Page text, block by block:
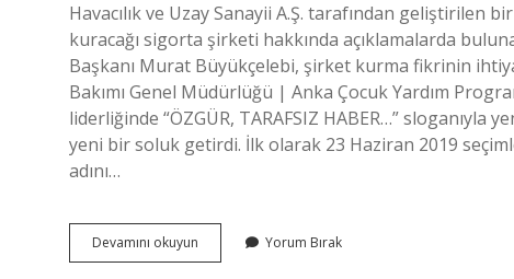
Havacılık ve Uzay Sanayii A.Ş. tarafından geliştirilen
kuracağı sigorta şirketi hakkında açıklamalarda
Başkanı Murat Büyükçelebi, şirket kurma fikrinin
Bakımı Genel Müdürlüğü | Anka Çocuk Yardım
liderliğinde “ÖZGÜR, TARAFSIZ HABER…” sloganıyla
yeni bir soluk getirdi. İlk olarak 23 Haziran 2019
adını…
Devamını okuyun
Şu
Yorum Bırak